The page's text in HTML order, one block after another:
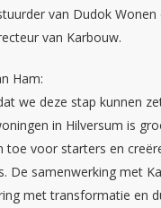
van Dudok
van Karbouw.
Ham:
we deze stap kunnen
in Hilversum is
toe voor starters en
De samenwerking met
met transformatie en